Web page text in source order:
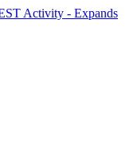
Activity - Expands